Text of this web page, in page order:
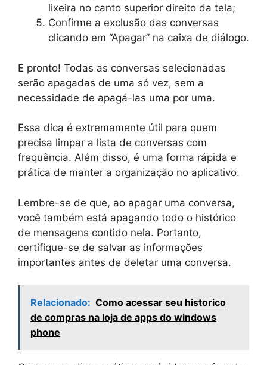
lixeira no canto superior direito da tela;
Confirme a exclusão das conversas
clicando em “Apagar” na caixa de diálogo.
E pronto! Todas as conversas selecionadas
serão apagadas de uma só vez, sem a
necessidade de apagá-las uma por uma.
Essa dica é extremamente útil para quem
precisa limpar a lista de conversas com
frequência. Além disso, é uma forma rápida e
prática de manter a organização no aplicativo.
Lembre-se de que, ao apagar uma conversa,
você também está apagando todo o histórico
de mensagens contido nela. Portanto,
certifique-se de salvar as informações
importantes antes de deletar uma conversa.
Relacionado: Como acessar seu historico
de compras na loja de apps do windows
phone